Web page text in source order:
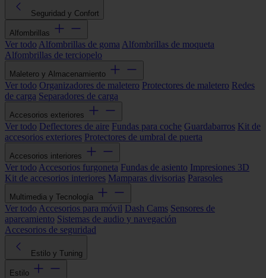
Seguridad y Confort
Alfombrillas
Ver todo Alfombrillas de goma Alfombrillas de moqueta
Alfombrillas de terciopelo
Maletero y Almacenamiento
Ver todo Organizadores de maletero Protectores de maletero Redes
de carga Separadores de carga
Accesorios exteriores
Ver todo Deflectores de aire Fundas para coche Guardabarros Kit de
accesorios exteriores Protectores de umbral de puerta
Accesorios interiores
Ver todo Accesorios furgoneta Fundas de asiento Impresiones 3D
Kit de accesorios interiores Mamparas divisorias Parasoles
Multimedia y Tecnología
Ver todo Accesorios para móvil Dash Cams Sensores de
aparcamiento Sistemas de audio y navegación
Accesorios de seguridad
Estilo y Tuning
Estilo